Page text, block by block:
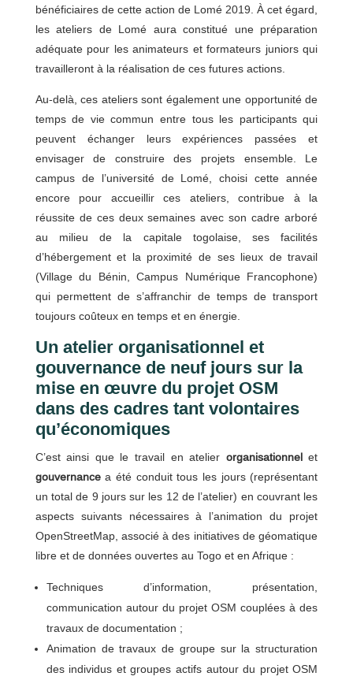
bénéficiaires de cette action de Lomé 2019. À cet égard,
les ateliers de Lomé aura constitué une préparation
adéquate pour les animateurs et formateurs juniors qui
travailleront à la réalisation de ces futures actions.
Au-delà, ces ateliers sont également une opportunité de
temps de vie commun entre tous les participants qui
peuvent échanger leurs expériences passées et
envisager de construire des projets ensemble. Le
campus de l’université de Lomé, choisi cette année
encore pour accueillir ces ateliers, contribue à la
réussite de ces deux semaines avec son cadre arboré
au milieu de la capitale togolaise, ses facilités
d’hébergement et la proximité de ses lieux de travail
(Village du Bénin, Campus Numérique Francophone)
qui permettent de s’affranchir de temps de transport
toujours coûteux en temps et en énergie.
Un atelier organisationnel et
gouvernance de neuf jours sur la
mise en œuvre du projet OSM
dans des cadres tant volontaires
qu’économiques
C’est ainsi que le travail en atelier organisationnelet
gouvernancea été conduit tous les jours (représentant
un total de 9 jours sur les 12 de l’atelier) en couvrant les
aspects suivants nécessaires à l’animation du projet
OpenStreetMap, associé à des initiatives de géomatique
libre et de données ouvertes au Togo et en Afrique :
Techniques d’information, présentation,
communication autour du projet OSM couplées à des
travaux de documentation ;
Animation de travaux de groupe sur la structuration
des individus et groupes actifs autour du projet OSM